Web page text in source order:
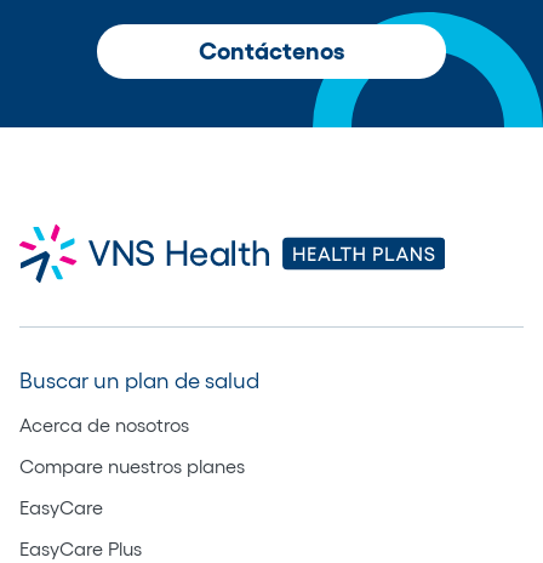
Contáctenos
Buscar un plan de salud
Acerca de nosotros
Compare nuestros planes
EasyCare
EasyCare Plus